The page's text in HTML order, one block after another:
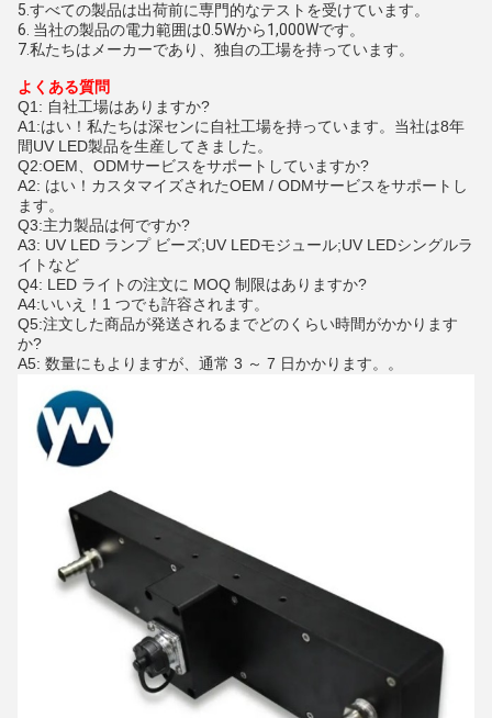
5.すべての製品は出荷前に専門的なテストを受けています。
6. 当社の製品の電力範囲は0.5Wから1,000Wです。
7.私たちはメーカーであり、独自の工場を持っています。
よくある質問
Q1: 自社工場はありますか?
A1:はい！私たちは深センに自社工場を持っています。当社は8年
間UV LED製品を生産してきました。
Q2:OEM、ODMサービスをサポートしていますか?
A2: はい！カスタマイズされたOEM / ODMサービスをサポートし
ます。
Q3:主力製品は何ですか?
A3: UV LED ランプ ビーズ;UV LEDモジュール;UV LEDシングルラ
イトなど
Q4: LED ライトの注文に MOQ 制限はありますか?
A4:いいえ！1 つでも許容されます。
Q5:注文した商品が発送されるまでどのくらい時間がかかります
か?
A5: 数量にもよりますが、通常 3 ～ 7 日かかります。
。